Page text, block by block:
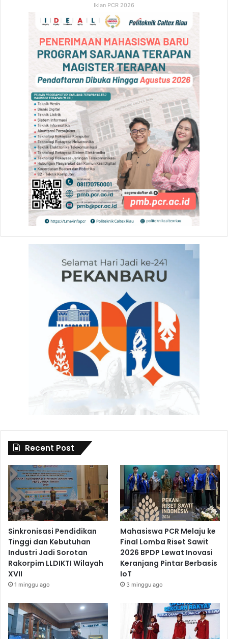
Iklan PCR 2026
Recent Post
Sinkronisasi Pendidikan
Tinggi dan Kebutuhan
Industri Jadi Sorotan
Rakorpim LLDIKTI Wilayah
XVII
1 minggu ago
Mahasiswa PCR Melaju ke
Final Lomba Riset Sawit
2026 BPDP Lewat Inovasi
Keranjang Pintar Berbasis
IoT
3 minggu ago